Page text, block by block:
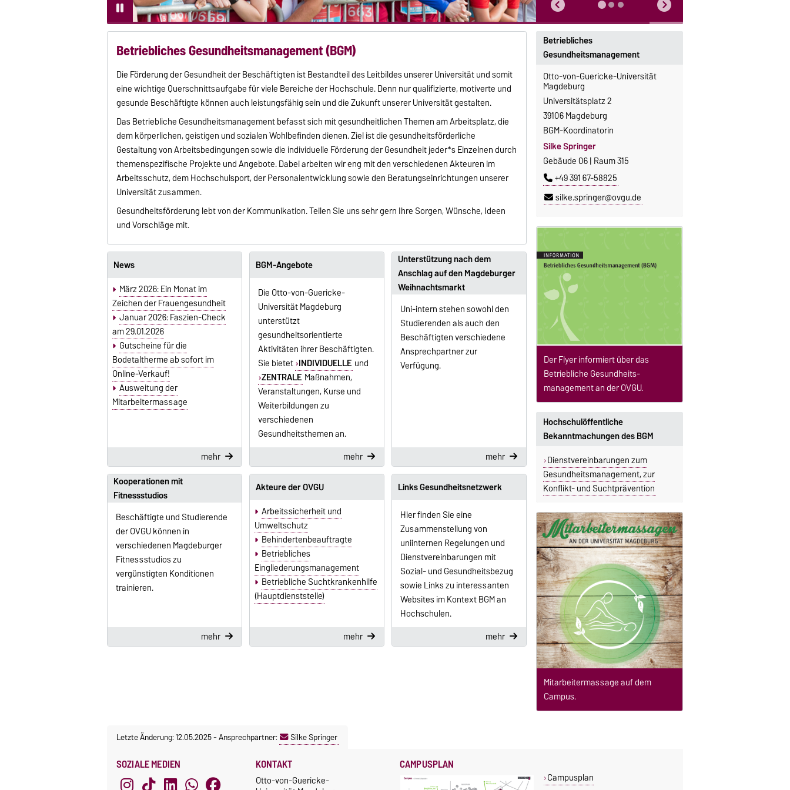
Betriebliches Gesundheitsmanagement (BGM)
Die Förderung der Gesundheit der Beschäftigten ist Bestandteil des Leitbildes unserer Universität und somit
eine wichtige Querschnittsaufgabe für viele Bereiche der Hochschule. Denn nur qualifizierte, motiverte und
gesunde Beschäftigte können auch leistungsfähig sein und die Zukunft unserer Universität gestalten.
Das Betriebliche Gesundheitsmanagement befasst sich mit gesundheitlichen Themen am Arbeitsplatz, die
dem körperlichen, geistigen und sozialen Wohlbefinden dienen. Ziel ist die gesundheitsförderliche
Gestaltung von Arbeitsbedingungen sowie die individuelle Förderung der Gesundheit jeder*s Einzelnen durch
themenspezifische Projekte und Angebote. Dabei arbeiten wir eng mit den verschiedenen Akteuren im
Arbeitsschutz, dem Hochschulsport, der Personalentwicklung sowie den Beratungseinrichtungen unserer
Universität zusammen.
Gesundheitsförderung lebt von der Kommunikation. Teilen Sie uns sehr gern Ihre Sorgen, Wünsche, Ideen
und Vorschläge mit.
News
März 2026: Ein Monat im
Zeichen der Frauengesundheit
Januar 2026: Faszien-Check
am 29.01.2026
Gutscheine für die
Bodetaltherme ab sofort im
Online-Verkauf!
Ausweitung der
Mitarbeitermassage
mehr
BGM-Angebote
Die Otto-von-Guericke-
Universität Magdeburg
unterstützt
gesundheitsorientierte
Aktivitäten ihrer Beschäftigten.
Sie bietet INDIVIDUELLE und
ZENTRALE Maßnahmen,
Veranstaltungen, Kurse und
Weiterbildungen zu
verschiedenen
Gesundheitsthemen an.
mehr
Unterstützung nach dem
Anschlag auf den Magdeburger
Weihnachtsmarkt
Uni-intern stehen sowohl den
Studierenden als auch den
Beschäftigten verschiedene
Ansprechpartner zur
Verfügung.
mehr
Kooperationen mit
Fitnessstudios
Beschäftigte und Studierende
der OVGU können in
verschiedenen Magdeburger
Fitnessstudios zu
vergünstigten Konditionen
trainieren.
mehr
Akteure der OVGU
Arbeitssicherheit und
Umweltschutz
Behindertenbeauftragte
Betriebliches
Eingliederungsmanagement
Betriebliche Suchtkrankenhilfe
(Hauptdienststelle)
mehr
Links Gesundheitsnetzwerk
Hier finden Sie eine
Zusammenstellung von
uniinternen Regelungen und
Dienstvereinbarungen mit
Sozial- und Gesundheitsbezug
sowie Links zu interessanten
Websites im Kontext BGM an
Hochschulen.
mehr
Betriebliches
Gesundheitsmanagement
Otto-von-Guericke-Universität
Magdeburg
Universitätsplatz 2
39106 Magdeburg
BGM-Koordinatorin
Silke Springer
Gebäude 06 | Raum 315
+49 391 67-58825
silke.springer@ovgu.de
Der Flyer informiert über das
Betriebliche Gesundheits-
management an der OVGU.
Hochschulöffentliche
Bekanntmachungen des BGM
Dienstvereinbarungen zum
Gesundheitsmanagement, zur
Konflikt- und Suchtprävention
Mitarbeitermassage auf dem
Campus.
Letzte Änderung: 12.05.2025-Ansprechpartner: Silke Springer
SOZIALE MEDIEN KONTAKT
Otto-von-Guericke-
CAMPUSPLAN
Campusplan